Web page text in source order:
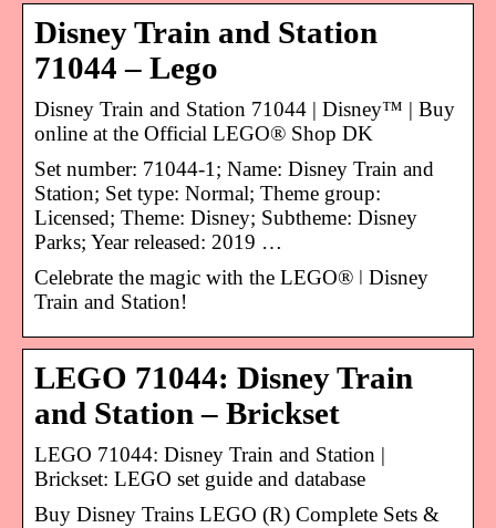
Disney Train and Station
71044 – Lego
Disney Train and Station 71044 | Disney™ | Buy
online at the Official LEGO® Shop DK
Set number: 71044-1; Name: Disney Train and
Station; Set type: Normal; Theme group:
Licensed; Theme: Disney; Subtheme: Disney
Parks; Year released: 2019 …
Celebrate the magic with the LEGO® ǀ Disney
Train and Station!
LEGO 71044: Disney Train
and Station – Brickset
LEGO 71044: Disney Train and Station |
Brickset: LEGO set guide and database
Buy Disney Trains LEGO (R) Complete Sets &